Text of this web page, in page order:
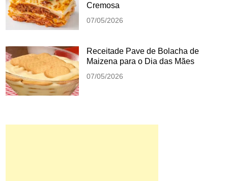
Cremosa
07/05/2026
Receitade Pave de Bolacha de
Maizena para o Dia das Mães
07/05/2026